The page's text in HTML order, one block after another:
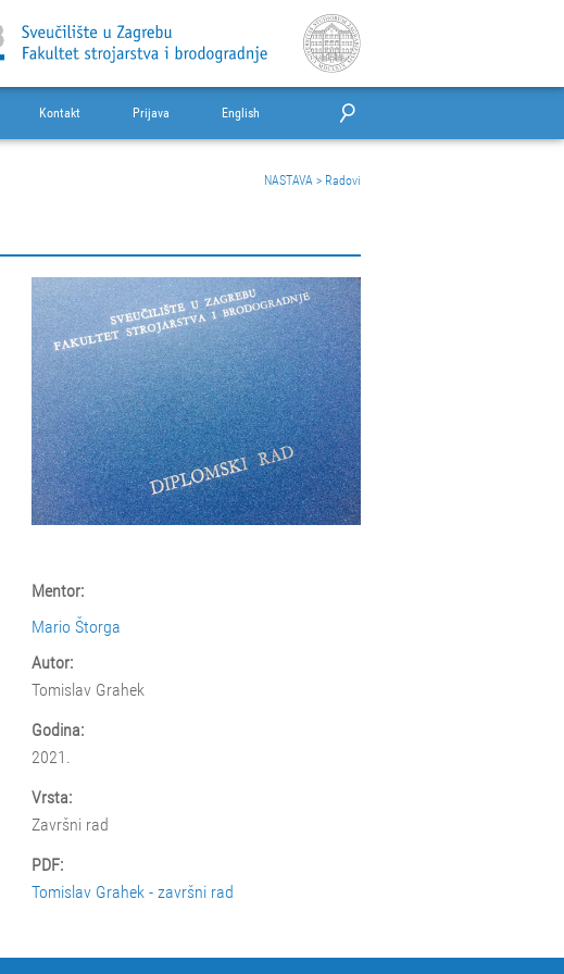
Kontakt Prijava English
NASTAVA > Radovi
Mentor:
Mario Štorga
Autor:
Tomislav Grahek
Godina:
2021.
Vrsta:
Završni rad
PDF:
Tomislav Grahek - završni rad